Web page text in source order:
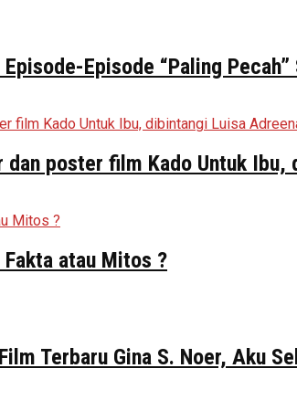
Episode “Paling
poster film Kado Untuk Ibu,
atau Mitos ?
Terbaru Gina S. Noer, Aku